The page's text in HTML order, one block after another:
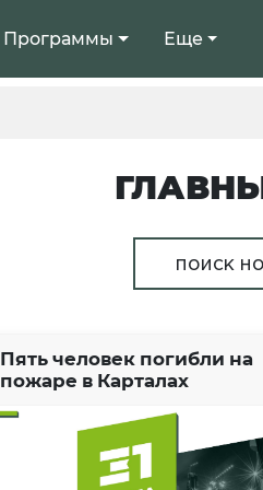
Программы Еще
поиск
Пять человек погибли на
пожаре в Карталах